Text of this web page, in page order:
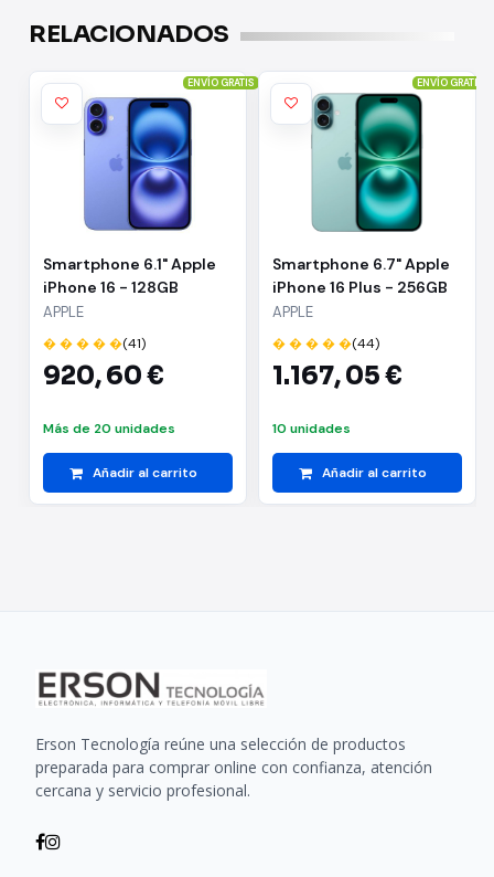
RELACIONADOS
Smartphone 6.1" Apple
iPhone 16 - 128GB
Ultramarino
APPLE
� � � � �(41)
920,60 €
Más de 20 unidades
Añadir al carrito
ENVÍO GRATIS
Smartphone 6.7" Apple
iPhone 16 Plus - 256GB
Verde
APPLE
� � � � �(44)
1.167,05 €
10 unidades
Añadir al carrito
ENVÍO GRATIS
Erson Tecnología reúne una selección de productos
preparada para comprar online con confianza, atención
cercana y servicio profesional.